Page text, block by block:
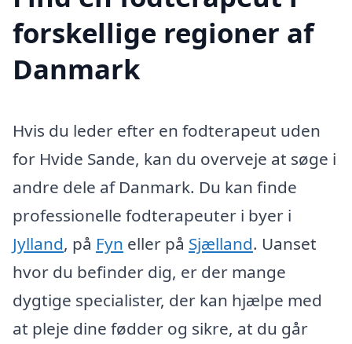
forskellige regioner af
Danmark
Hvis du leder efter en fodterapeut uden
for Hvide Sande, kan du overveje at søge i
andre dele af Danmark. Du kan finde
professionelle fodterapeuter i byer i
Jylland, på Fyn eller på Sjælland. Uanset
hvor du befinder dig, er der mange
dygtige specialister, der kan hjælpe med
at pleje dine fødder og sikre, at du går